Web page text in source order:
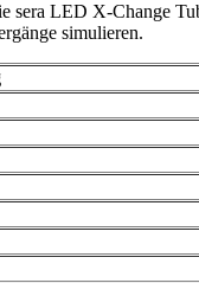
LED X-Change
simulieren.